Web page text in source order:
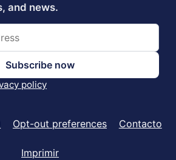
Opt-out preferences Contacto
Imprimir